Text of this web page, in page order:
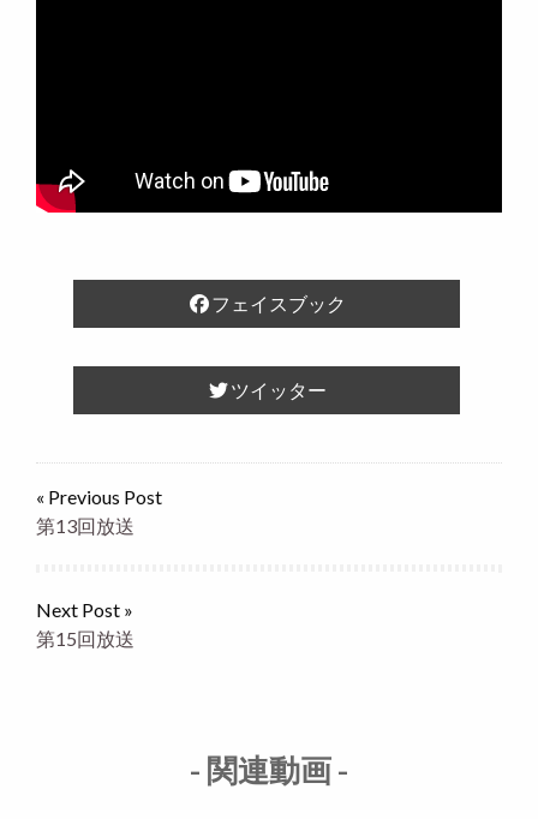
フェイスブック
ツイッター
« Previous Post
第13回放送
Next Post »
第15回放送
- 関連動画 -